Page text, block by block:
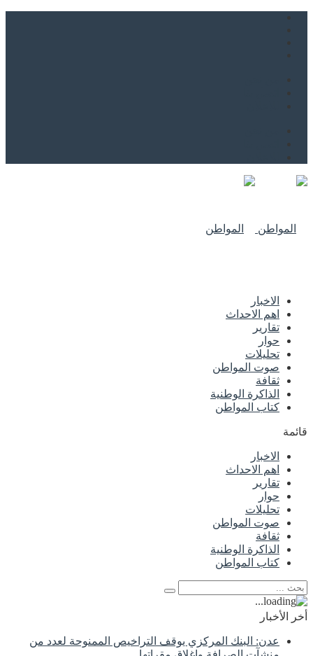
الاخبار
اهم الاحداث
تقارير
حوار
تحليلات
صوت المواطن
ثقافة
الذاكرة الوطنية
كتاب المواطن
قائمة
الاخبار
اهم الاحداث
تقارير
حوار
تحليلات
صوت المواطن
ثقافة
الذاكرة الوطنية
كتاب المواطن
أخر الأخبار
عدن: البنك المركزي يوقف التراخيص الممنوحة لعدد من